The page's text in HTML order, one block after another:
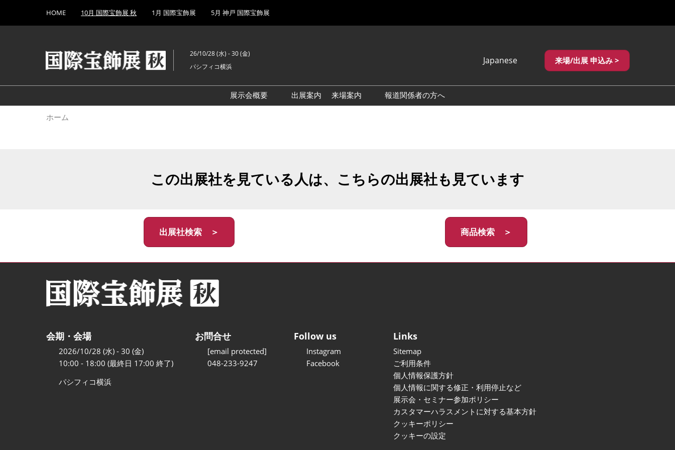
キ
し
て
to
HOME 10月 国際宝飾展 秋 1月 国際宝飾展 5月 神戸 国際宝飾展
26/10/28 (水) - 30 (金)
パシフィコ横浜
Japanese
繁體中文
来場/出展 申込み >
展示会概要
出展案内
来場案内
報道関係者の方へ
ホーム
この出展社を見ている人は、こちらの出展社も見ています
出展社検索 ＞ 商品検索 ＞
会期・会場
2026/10/28 (水) - 30 (金)
10:00 - 18:00 (最終日 17:00 終了)
パシフィコ横浜
お問合せ
[email protected]
048-233-9247
Follow us
Instagram
Facebook
Links
Sitemap
ご利用条件
個人情報保護方針
個人情報に関する修正・利用停止など
展示会・セミナー参加ポリシー
カスタマーハラスメントに対する基本方針
クッキーポリシー
クッキーの設定